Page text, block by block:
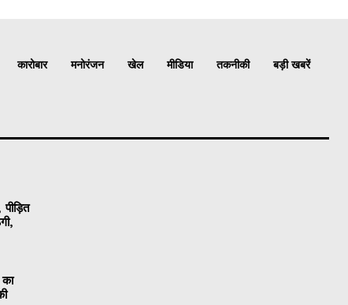
कारोबार मनोरंजन खेल मीडिया तकनीकी बड़ी खबरें